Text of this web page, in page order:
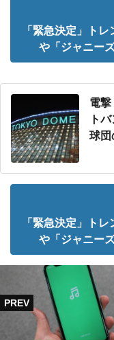
「緊急決定」ト
や「ジャニー
電
ト
球団
「緊急決定」ト
や「ジャニー